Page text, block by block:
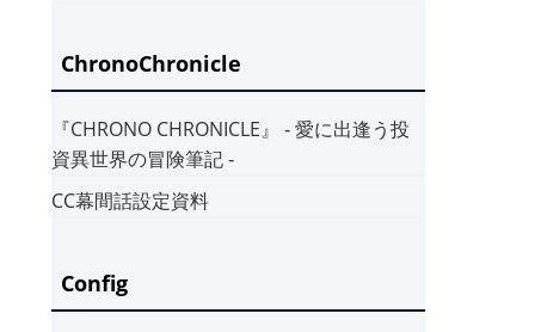
ChronoChronicle
『CHRONO CHRONICLE』 ‐ 愛に出逢う投
資異世界の冒険筆記 ‐
CC幕間話設定資料
Config